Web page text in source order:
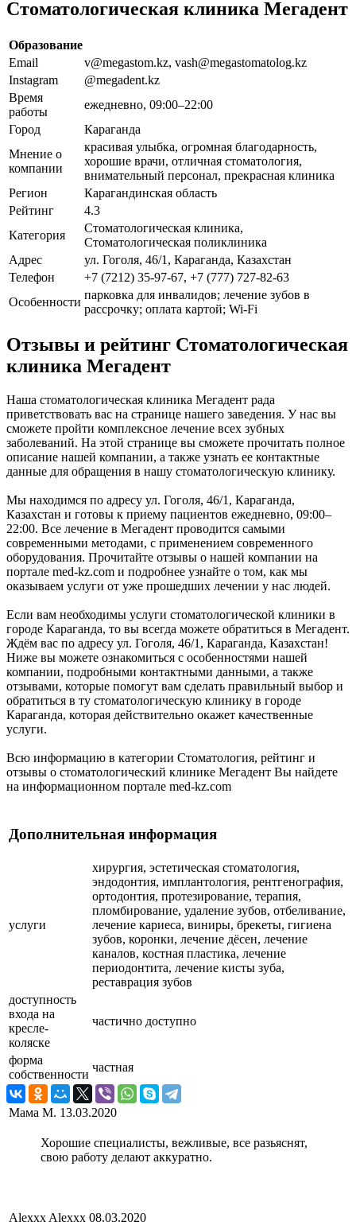
Стоматологическая клиника Мегадент
Образование
Email
v@megastom.kz, vash@megastomatolog.kz
Instagram
@megadent.kz
Время
работы
ежедневно, 09:00–22:00
Город
Караганда
Мнение о
компании
красивая улыбка, огромная благодарность,
хорошие врачи, отличная стоматология,
внимательный персонал, прекрасная клиника
Регион
Карагандинская область
Рейтинг
4.3
Категория
Стоматологическая клиника,
Стоматологическая поликлиника
Адрес
ул. Гоголя, 46/1, Караганда, Казахстан
Телефон
+7 (7212) 35-97-67, +7 (777) 727-82-63
Особенности
парковка для инвалидов; лечение зубов в
рассрочку; оплата картой; Wi-Fi
Отзывы и рейтинг Стоматологическая
клиника Мегадент
Наша стоматологическая клиника Мегадент рада
приветствовать вас на странице нашего заведения. У нас вы
сможете пройти комплексное лечение всех зубных
заболеваний. На этой странице вы сможете прочитать полное
описание нашей компании, а также узнать ее контактные
данные для обращения в нашу стоматологическую клинику.
Мы находимся по адресу ул. Гоголя, 46/1, Караганда,
Казахстан и готовы к приему пациентов ежедневно, 09:00–
22:00. Все лечение в Мегадент проводится самыми
современными методами, с применением современного
оборудования. Прочитайте отзывы о нашей компании на
портале med-kz.com и подробнее узнайте о том, как мы
оказываем услуги от уже прошедших лечении у нас людей.
Если вам необходимы услуги стоматологической клиники в
городе Караганда, то вы всегда можете обратиться в Мегадент.
Ждём вас по адресу ул. Гоголя, 46/1, Караганда, Казахстан!
Ниже вы можете ознакомиться с особенностями нашей
компании, подробными контактными данными, а также
отзывами, которые помогут вам сделать правильный выбор и
обратиться в ту стоматологическую клинику в городе
Караганда, которая действительно окажет качественные
услуги.
Всю информацию в категории Стоматология, рейтинг и
отзывы о стоматологический клинике Мегадент Вы найдете
на информационном портале med-kz.com
Дополнительная информация
услуги
хирургия, эстетическая стоматология,
эндодонтия, имплантология, рентгенография,
ортодонтия, протезирование, терапия,
пломбирование, удаление зубов, отбеливание,
лечение кариеса, виниры, брекеты, гигиена
зубов, коронки, лечение дёсен, лечение
каналов, костная пластика, лечение
периодонтита, лечение кисты зуба,
реставрация зубов
доступность
входа на
кресле-
коляске
частично доступно
форма
собственности
частная
Mама М. 13.03.2020
Хорошие специалисты, вежливые, все разьяснят,
свою работу делают аккуратно.
Alexxx Alexxx 08.03.2020